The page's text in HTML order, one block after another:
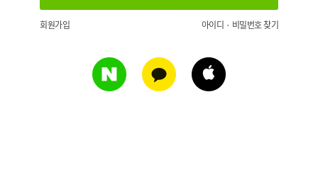
회원가입 아이디 · 비밀번호 찾기